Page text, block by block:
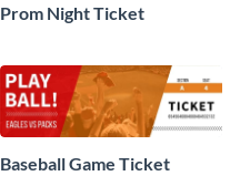
Prom Night Ticket
Baseball Game Ticket